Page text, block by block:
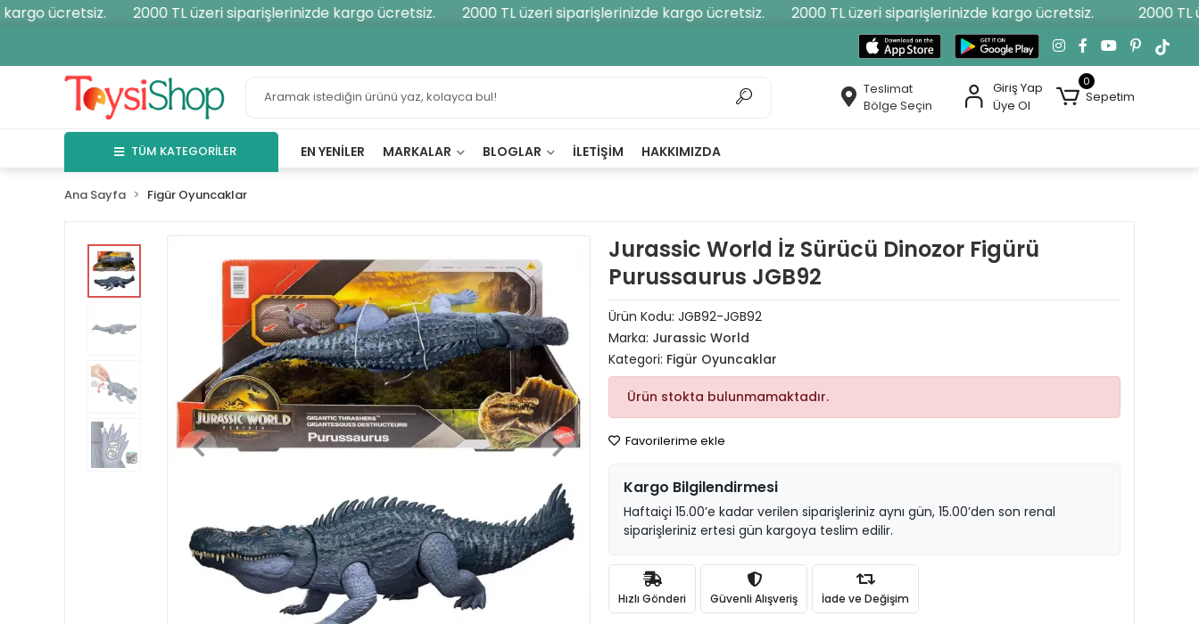
ücretsiz. 2000 TL üzeri siparişlerinizde kargo ücretsiz. 2000 TL üzeri siparişlerinizde kargo ücretsiz. 2000 TL üzeri siparişlerinizde kargo ücretsiz. 2000 TL
Teslimat
Bölge Seçin
Giriş Yap
Üye Ol
0
Sepetim
TÜM KATEGORİLER EN YENILER MARKALAR BLOGLAR İLETIŞIM HAKKIMIZDA
Ana Sayfa Figür Oyuncaklar
Jurassic World İz Sürücü Dinozor Figürü
Purussaurus JGB92
Ürün Kodu: JGB92-JGB92
Marka: Jurassic World
Kategori: Figür Oyuncaklar
Ürün stokta bulunmamaktadır.
Favorilerime ekle
Kargo Bilgilendirmesi
Haftaiçi 15.00’e kadar verilen siparişleriniz aynı gün, 15.00’den son renal
siparişleriniz ertesi gün kargoya teslim edilir.
Hızlı Gönderi Güvenli Alışveriş İade ve Değişim